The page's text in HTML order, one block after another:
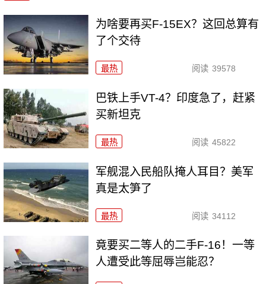
为啥要再买F-15EX？这回总算有
了个交待
最热 阅读 39578
巴铁上手VT-4？印度急了，赶紧
买新坦克
最热 阅读 45822
军舰混入民船队掩人耳目？美军
真是太笋了
最热 阅读 34112
竟要买二等人的二手F-16！一等
人遭受此等屈辱岂能忍？